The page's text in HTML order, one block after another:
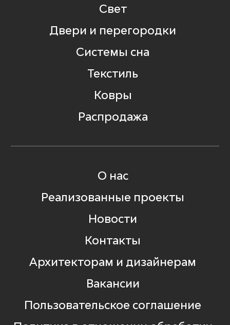
Свет
Двери и перегородки
Системы сна
Текстиль
Ковры
Распродажа
О нас
Реализованные проекты
Новости
Контакты
Архитекторам и дизайнерам
Вакансии
Пользовательское соглашение